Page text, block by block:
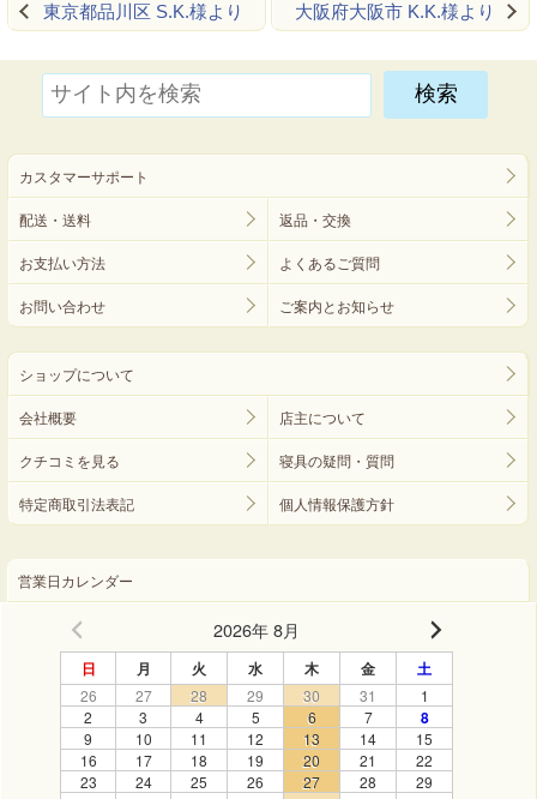
東京都品川区 S.K.様より 大阪府大阪市 K.K.様より
カスタマーサポート
配送・送料 返品・交換
お支払い方法 よくあるご質問
お問い合わせ ご案内とお知らせ
ショップについて
会社概要 店主について
クチコミを見る 寝具の疑問・質問
特定商取引法表記 個人情報保護方針
営業日カレンダー
2026年 8月
日 月 火 水 木 金 土
26 27 28 29 30 31
1
2
3 4 5 6 7 8
9 10 11 12 13 14
15
16
17 18 19 20 21
22
23
24 25 26 27 28
29